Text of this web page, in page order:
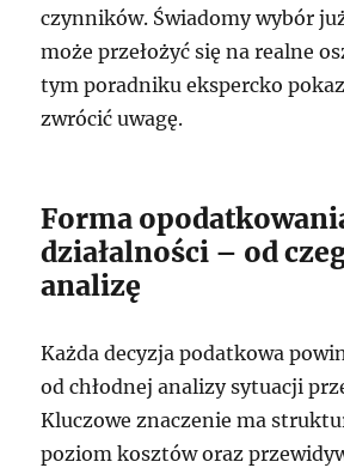
czynników. Świadomy wybór
może przełożyć się na realne
tym poradniku ekspercko
zwrócić uwagę.
Forma
działalności – od
analizę
Każda decyzja podatkowa
od chłodnej analizy sytuacji
Kluczowe znaczenie ma
poziom kosztów oraz